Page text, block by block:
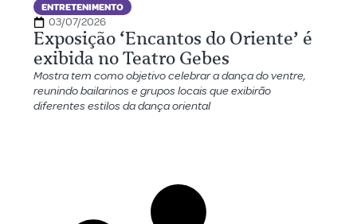
ENTRETENIMENTO
03/07/2026
Exposição ‘Encantos do Oriente’ é
exibida no Teatro Gebes
Mostra tem como objetivo celebrar a dança do ventre,
reunindo bailarinos e grupos locais que exibirão
diferentes estilos da dança oriental